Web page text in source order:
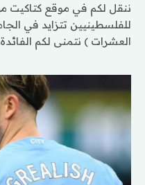
ننقل لكم في موقع كتاكيت
للفلسطينيين تتزايد في
العشرات ) نتمنى لكم